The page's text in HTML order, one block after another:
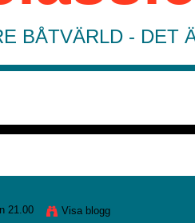
BÅTVÄRLD - DET
21.00 Visa blogg